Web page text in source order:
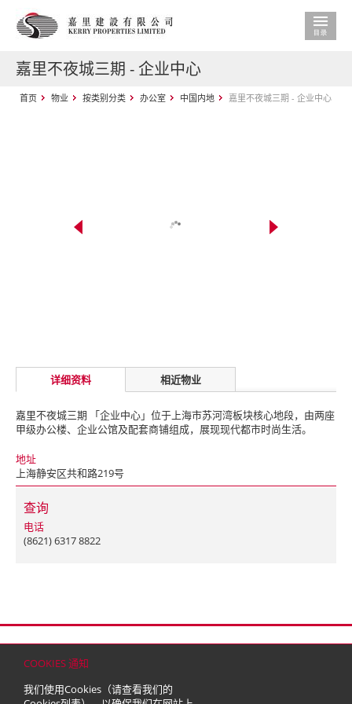
COOKIES 通知
我们使用Cookies（请查看我们的
嘉里不夜城三期 - 企业中心
首页 物业 按类别分类 办公室 中国内地 嘉里不夜城三期 - 企业中心
详细资料 相近物业
嘉里不夜城三期 「企业中心」位于上海市苏河湾板块核心地段，由两座
甲级办公楼、企业公馆及配套商铺组成，展现现代都市时尚生活。
地址
上海静安区共和路219号
查询
电话
(8621) 6317 8822
© 2026 嘉里建设有限公司 (于百慕达注册成立之有限公司)